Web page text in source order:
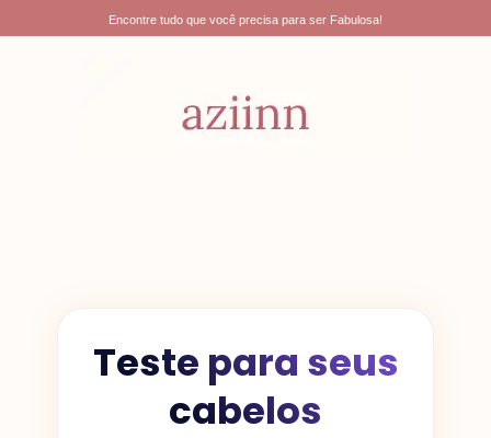
para
Encontre tudo que você precisa para ser Fabulosa!
Teste para seus
cabelos